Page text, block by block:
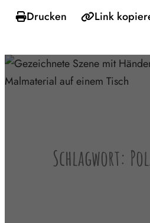
Drucken Link
Schlagwort: